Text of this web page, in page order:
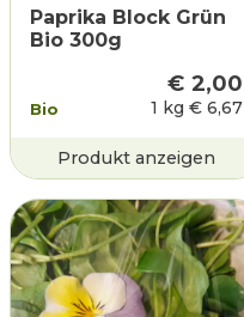
Paprika Block Grün
Bio 300g
Bio
€ 2,00
1 kg € 6,67
Produkt anzeigen